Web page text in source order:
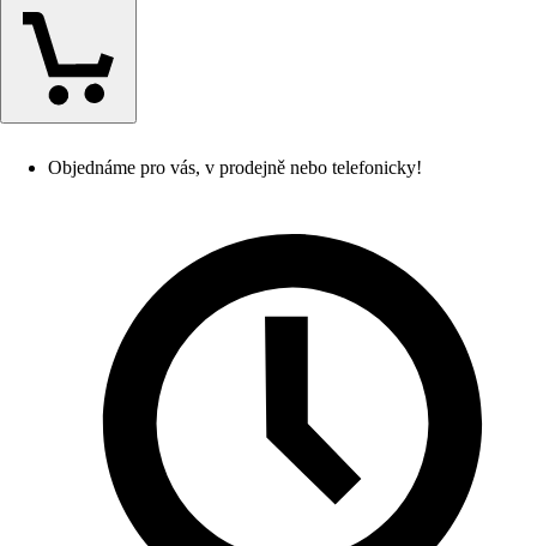
Objednáme pro vás, v prodejně nebo telefonicky!